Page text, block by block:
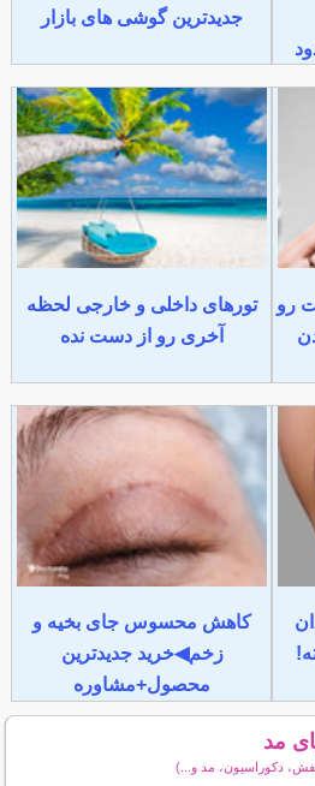
جدیدترین گوشی های بازار
رو
تورهای داخلی و خارجی لحظه
آخری رو از دست نده
کاهش محسوس جای بخیه و
زخم◀خرید جدیدترین
محصول+مشاوره
مد
دکوراسیون، مد و...)